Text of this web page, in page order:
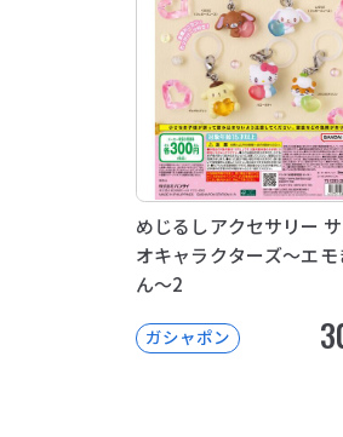
めじるしアクセサリー
オキャラクターズ～エモ
ん～2
ガシャポン